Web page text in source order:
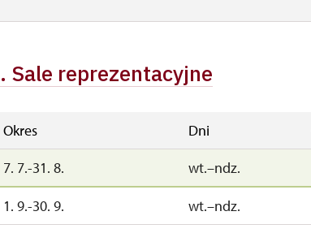
Sale reprezentacyjne
Okres Dni
7. 7.-31. 8.
wt.–ndz.
1. 9.-30. 9. wt.–ndz.